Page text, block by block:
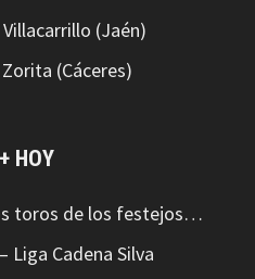
Villacarrillo (Jaén)
(Cáceres)
HOY
toros de los festejos…
Liga Cadena Silva